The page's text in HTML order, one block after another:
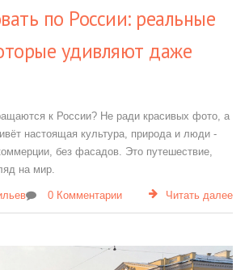
по России: реальные
удивляют даже
к России? Не ради красивых фото, а
настоящая культура, природа и люди -
без фасадов. Это путешествие,
на мир.
0 Комментарии Читать далее